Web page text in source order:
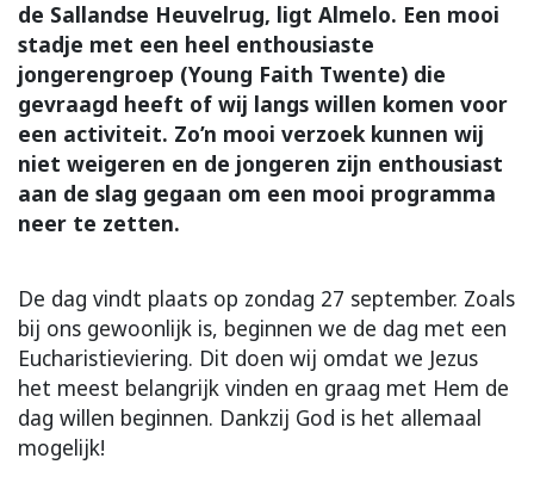
de Sallandse Heuvelrug, ligt Almelo. Een mooi
stadje met een heel enthousiaste
jongerengroep (Young Faith Twente) die
gevraagd heeft of wij langs willen komen voor
een activiteit. Zo’n mooi verzoek kunnen wij
niet weigeren en de jongeren zijn enthousiast
aan de slag gegaan om een mooi programma
neer te zetten.
De dag vindt plaats op zondag 27 september. Zoals
bij ons gewoonlijk is, beginnen we de dag met een
Eucharistieviering. Dit doen wij omdat we Jezus
het meest belangrijk vinden en graag met Hem de
dag willen beginnen. Dankzij God is het allemaal
mogelijk!